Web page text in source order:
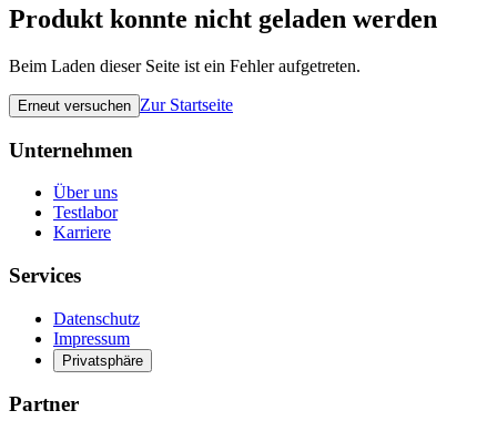
Produkt konnte nicht geladen werden
Beim Laden dieser Seite ist ein Fehler aufgetreten.
Erneut versuchen Zur Startseite
Unternehmen
Über uns
Testlabor
Karriere
Services
Datenschutz
Impressum
Privatsphäre
Partner